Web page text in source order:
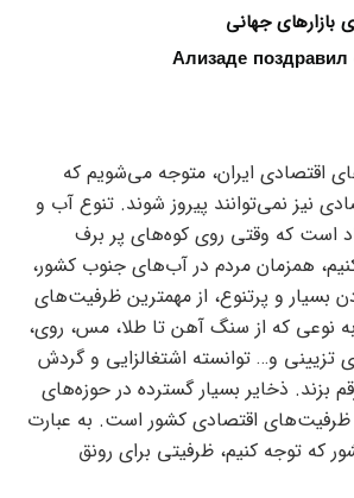
بازارهای جهانی
Ализаде
اقتصادی ایران، متوجه می‌شویم که
نیز نمی‌توانند پیروز شوند. تنوع آب و
است که وقتی روی کوه‌های پر برف
همزمان مردم در آب‌های جنوب کشور،
بسیار و پرتنوع، از مهمترین ظرفیت‌های
نوعی که از سنگ آهن تا طلا، مس، روی،
و… توانسته اشتغالزایی و گردش
بزند. ذخایر بسیار گسترده در حوزه‌های
ظرفیت‌های اقتصادی کشور است. به عبارت
که توجه کنیم، ظرفیتی برای رونق